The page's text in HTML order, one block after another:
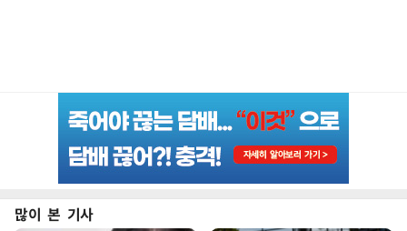
많이 본 기사